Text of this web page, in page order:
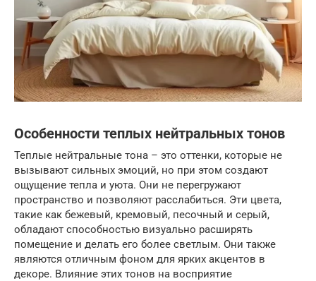
Особенности теплых нейтральных тонов
Теплые нейтральные тона – это оттенки, которые не
вызывают сильных эмоций, но при этом создают
ощущение тепла и уюта. Они не перегружают
пространство и позволяют расслабиться. Эти цвета,
такие как бежевый, кремовый, песочный и серый,
обладают способностью визуально расширять
помещение и делать его более светлым. Они также
являются отличным фоном для ярких акцентов в
декоре. Влияние этих тонов на восприятие